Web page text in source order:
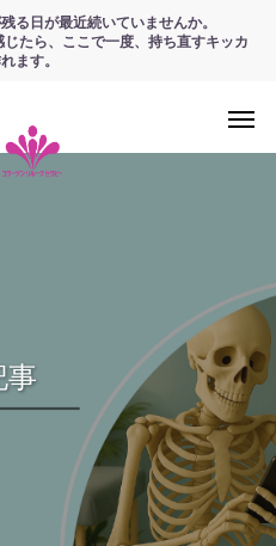
る日が最近続いていませんか。
たら、ここで一度、持ち直すキッカ
ます。
事